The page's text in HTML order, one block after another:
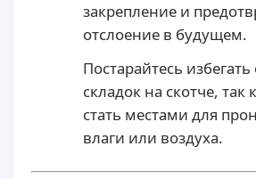
закрепление и
отслоение в будущем.
Постарайтесь
складок на скотче, так
стать местами для
влаги или воздуха.